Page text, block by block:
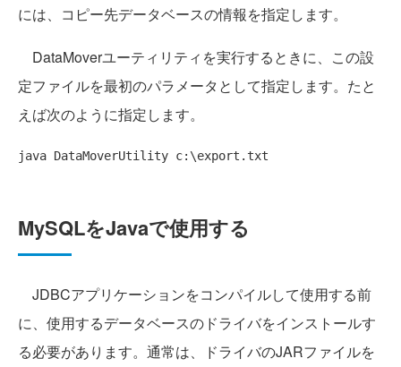
には、コピー先データベースの情報を指定します。
DataMoverユーティリティを実行するときに、この設
定ファイルを最初のパラメータとして指定します。たと
えば次のように指定します。
MySQLをJavaで使用する
JDBCアプリケーションをコンパイルして使用する前
に、使用するデータベースのドライバをインストールす
る必要があります。通常は、ドライバのJARファイルを